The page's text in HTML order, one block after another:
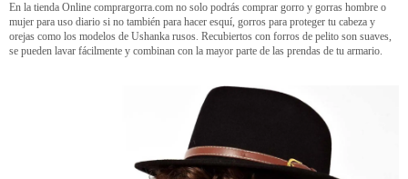
En la tienda Online comprargorra.com no solo podrás comprar gorro y gorras hombre o
mujer para uso diario si no también para hacer esquí, gorros para proteger tu cabeza y
orejas como los modelos de Ushanka rusos. Recubiertos con forros de pelito son suaves,
se pueden lavar fácilmente y combinan con la mayor parte de las prendas de tu armario.